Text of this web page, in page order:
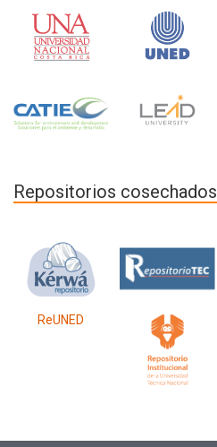
Repositorios cosechados
ReUNED